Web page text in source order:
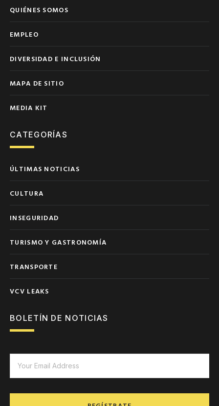
QUIÉNES SOMOS
EMPLEO
DIVERSIDAD E INCLUSIÓN
MAPA DE SITIO
MEDIA KIT
CATEGORÍAS
ÚLTIMAS NOTICIAS
CULTURA
INSEGURIDAD
TURISMO Y GASTRONOMÍA
TRANSPORTE
VCV LEAKS
BOLETÍN DE NOTICIAS